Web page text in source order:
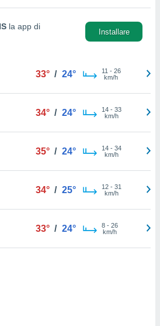
la app di
Installare
33° / 24° 11 - 26
km/h
34° / 24° 14- 33
km/h
35° / 24° 14- 34
km/h
34° / 25° 12- 31
km/h
33° / 24° 8- 26
km/h